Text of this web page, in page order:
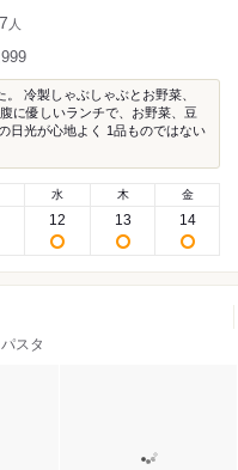
人
冷製しゃぶしゃぶとお野菜、
に優しいランチで、お野菜、豆
日光が心地よく 1品ものではない
水
12
木
13
金
14
スタ